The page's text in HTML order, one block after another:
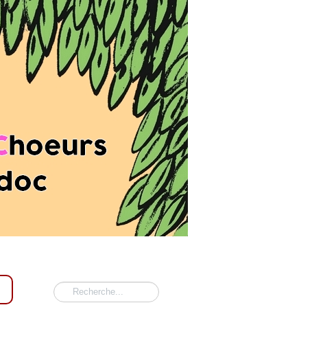
Rechercher